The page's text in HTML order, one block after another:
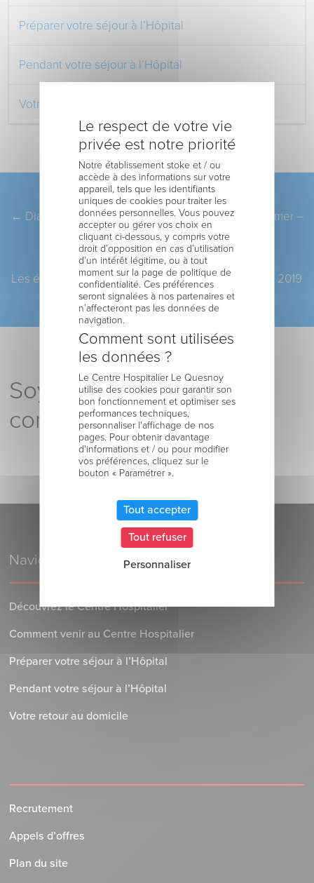
Préparer votre séjour à l’Hôpital
Pendant votre séjour à l’Hôpital
Votre retour au domicile
ARTICLE PRÉCÉDENT
← Diabète : une journée pour se dépister et s’informer –
nov 2019
ARTICLE SUIVANT
Les élèves du lycée en visite à la Résidence – déc. 2019
→
Soyez le premier à
commenter !
Navigation
Découvrez le Centre Hospitalier
Comment venir au Centre Hospitalier
Préparer votre séjour à l’Hôpital
Pendant votre séjour à l’Hôpital
Votre retour au domicile
Recrutement
Appels d’offres
Plan du site
Le respect de votre vie
privée est notre priorité
Notre établissement stoke et / ou
accède à des informations sur votre
appareil, tels que les identifiants
uniques de cookies pour traiter les
données personnelles. Vous pouvez
accepter ou gérer vos choix en
cliquant ci-dessous, y compris votre
droit d’opposition en cas d’utilisation
d’un intérêt légitime, ou à tout
moment sur la page de politique de
confidentialité. Ces préférences
seront signalées à nos partenaires et
n’affecteront pas les données de
navigation.
Comment sont utilisées
les données ?
Le Centre Hospitalier Le Quesnoy
utilise des cookies pour garantir son
bon fonctionnement et optimiser ses
performances techniques,
personnaliser l'affichage de nos
pages. Pour obtenir davantage
d'informations et / ou pour modifier
vos préférences, cliquez sur le
bouton « Paramétrer ».
Tout accepter
Tout refuser
Personnaliser